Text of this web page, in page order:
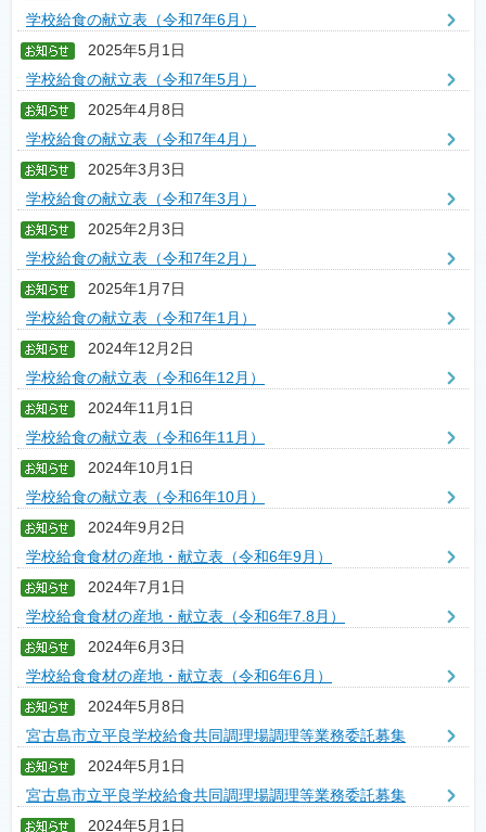
学校給食の献立表（令和7年6月）
2025年5月1日
学校給食の献立表（令和7年5月）
2025年4月8日
学校給食の献立表（令和7年4月）
2025年3月3日
学校給食の献立表（令和7年3月）
2025年2月3日
学校給食の献立表（令和7年2月）
2025年1月7日
学校給食の献立表（令和7年1月）
2024年12月2日
学校給食の献立表（令和6年12月）
2024年11月1日
学校給食の献立表（令和6年11月）
2024年10月1日
学校給食の献立表（令和6年10月）
2024年9月2日
学校給食食材の産地・献立表（令和6年9月）
2024年7月1日
学校給食食材の産地・献立表（令和6年7.8月）
2024年6月3日
学校給食食材の産地・献立表（令和6年6月）
2024年5月8日
宮古島市立平良学校給食共同調理場調理等業務委託募集
2024年5月1日
宮古島市立平良学校給食共同調理場調理等業務委託募集
2024年5月1日